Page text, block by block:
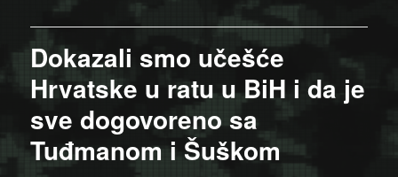
Dokazali smo učešće
Hrvatske u ratu u BiH i da je
sve dogovoreno sa
Tuđmanom i Šuškom